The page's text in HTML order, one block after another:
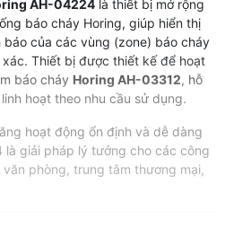
AH-04224là thiết bị mở rộng
báo cháy Horing, giúp hiển thị
của các vùng (zone) báo cháy
Thiết bị được thiết kế để hoạt
báo cháy Horing AH-03312, hỗ
hoạt theo nhu cầu sử dụng.
hoạt động ổn định và dễ dàng
là giải pháp lý tưởng cho các công
phòng, trung tâm thương mại,